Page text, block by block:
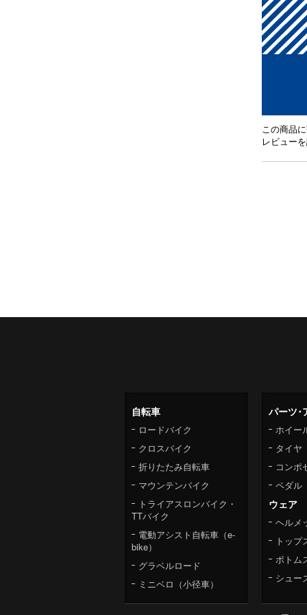
この商品
レビュー
自転車
ロードバイク
クロスバイク
折りたたみ自転車
マウンテンバイク
トライアスロンバイク・
TTバイク
電動アシスト自転車（e-
bike）
グラベルロード
ミニベロ（小径車）
パーツ･
ホイー
タイヤ
コンポ
ペダル
ウェア
ヘルメ
トップ
ボトム
シュー